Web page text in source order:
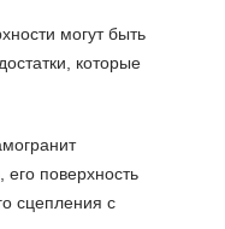
могут быть
которые
его поверхность
сцепления с